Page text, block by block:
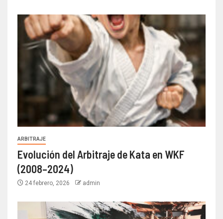
ARBITRAJE
Evolución del Arbitraje de Kata en WKF
(2008–2024)
24 febrero, 2026 admin